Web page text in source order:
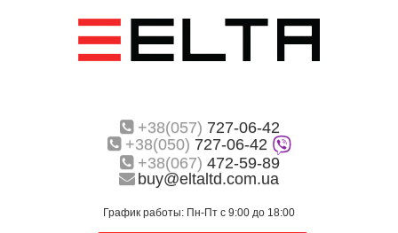
+38(057) 727-06-42
+38(050) 727-06-42
+38(067) 472-59-89
buy@eltaltd.com.ua
График работы: Пн-Пт с 9:00 до 18:00